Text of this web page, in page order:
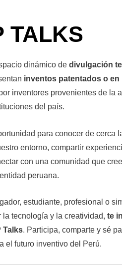
TALKS
dinámico de divulgación
inventos patentados o en
inventores provenientes de la
del país.
para conocer de cerca
entorno, compartir
con una comunidad que
peruana.
estudiante, profesional o
tecnología y la creatividad, te
Talks. Participa, comparte y sé
el futuro inventivo del Perú.